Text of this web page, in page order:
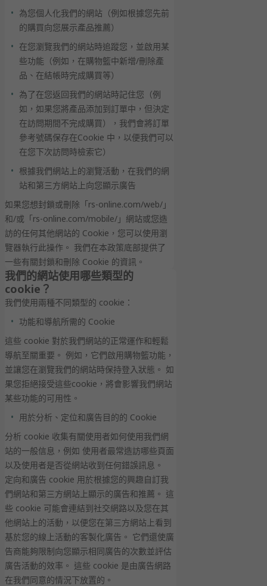
為您個人化我們的網站（例如根據您先前
的購買向您展示產品推薦）
在您瀏覽我們的網站時追蹤您，並啟用某
些功能（例如，在購物籃中新增/刪除產
品、在結帳時完成購買等）
為了在您返回我們的網站時記住您（例
如，如果您將產品添加到訂單中，但決定
在訪問期間不完成購買），我們會將訂單
參考號碼保存在Cookie 中，以便我們可以
在您下次訪問時檢索它）
根據我們網站上的瀏覽活動，在我們的網
站和第三方網站上向您顯示廣告
如果您想封鎖或刪除「rs-online.com/web/」
和/或「rs-online.com/mobile/」網站或您造
訪的任何其他網站的 Cookie，您可以使用瀏
覽器執行此操作。 我們在本政策底部提供了
一些有關封鎖和刪除 Cookie 的資訊。
我們的網站使用哪些類型的
cookie？
我們使用兩種不同類型的 cookie：
功能和導航所需的 Cookie
這些 cookie 對於我們網站的正常運作和輕鬆
導航至關重要。 例如，它們啟用購物籃功能，
並讓您在瀏覽我們的網站時保持登入狀態。 如
果您拒絕接受這些cookie，將會影響我們網站
某些功能的可用性。
用於分析、定位和廣告目的的 Cookie
分析 cookie 收集有關使用者如何使用我們網
站的一般信息，例如 使用者最常造訪哪些頁面
以及使用者是否從網站收到任何錯誤訊息。
定向和廣告 cookie 用於根據您的興趣自訂我
們網站和第三方網站上顯示的廣告和推薦。 這
些 cookie 可能會連結到社交網路以及您在其
他網站上的活動，以便您在第三方網站上看到
基於您的線上活動的客製化廣告。 它們還使廣
告商能夠限制向您顯示相同廣告的次數並評估
廣告活動的效率。 這些 cookie 是由廣告網路
在我們同意的情況下放置的。